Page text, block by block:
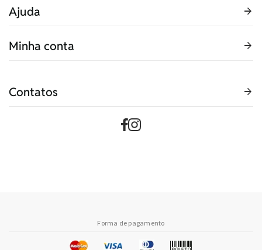
Ajuda
Minha conta
Contatos
Forma de pagamento